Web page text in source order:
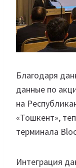
Благодаря
данные по
на
«Тошкент»,
терминала
Интеграция